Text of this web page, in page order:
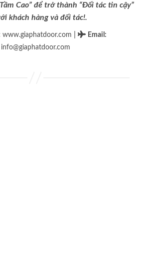
Cao” để trở thành “Đối tác tin cậy”
khách hàng và đối tác!.
www.giaphatdoor.com Email :
info@giaphatdoor.com